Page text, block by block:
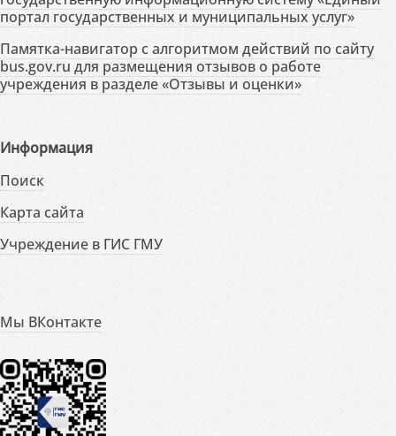
портал государственных и муниципальных услуг»
Памятка-навигатор с алгоритмом действий по сайту
bus.gov.ru для размещения отзывов о работе
учреждения в разделе «Отзывы и оценки»
Информация
Поиск
Карта сайта
Учреждение в ГИС ГМУ
Мы ВКонтакте